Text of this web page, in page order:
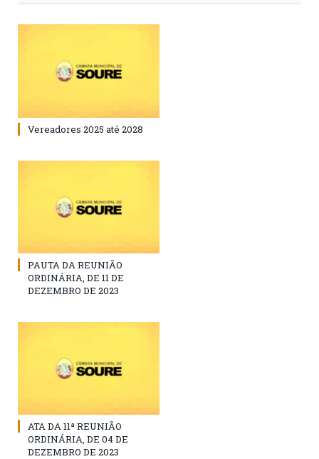
Vereadores 2025 até 2028
PAUTA DA REUNIÃO
ORDINÁRIA, DE 11 DE
DEZEMBRO DE 2023
ATA DA 11ª REUNIÃO
ORDINÁRIA, DE 04 DE
DEZEMBRO DE 2023